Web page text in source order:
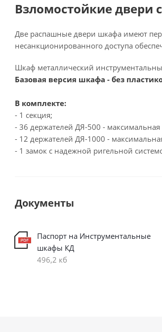
Взломостойкие двери
Две распашные двери шкафа имеют
несанкционированного доступа
Шкаф металлический
Базовая версия шкафа - без
В комплекте:
- 1 секция;
- 36 держателей ДЯ-500 - максимальная
- 12 держателей ДЯ-1000 -
- 1 замок с надежной ригельной
Документы
Паспорт на Инструментальные
шкафы КД
496,2 кб